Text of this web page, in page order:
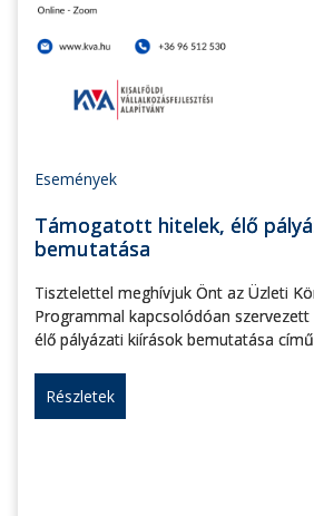
Események
Támogatott hitelek, élő
bemutatása
Tisztelettel meghívjuk Önt az Üzleti
Programmal kapcsolódóan
élő pályázati kiírások bemutatása
Részletek